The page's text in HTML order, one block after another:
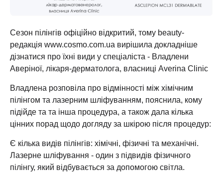
Сезон пілінгів офіційно відкритий, тому beauty-
редакція www.cosmo.com.ua вирішила докладніше
дізнатися про їхні види у спеціаліста - Владлени
Аверіної, лікаря-дерматолога, власниці Averina Clinic
Владлена розповіла про відмінності між хімічним
пілінгом та лазерним шліфуванням, пояснила, кому
підійде та та інша процедура, а також дала кілька
цінних порад щодо догляду за шкірою після процедур:
Є кілька видів пілінгів: хімічні, фізичні та механічні.
Лазерне шліфування - один з підвидів фізичного
пілінгу, який відбувається за допомогою світла.